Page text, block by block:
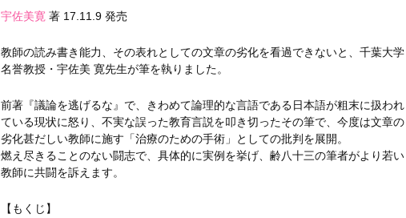
宇佐美寛 著17.11.9 発売
教師の読み書き能力、その表れとしての文章の劣化を看過できないと、千葉大学
名誉教授・宇佐美 寛先生が筆を執りました。
前著『議論を逃げるな』で、きわめて論理的な言語である日本語が粗末に扱われ
ている現状に怒り、不実な誤った教育言説を叩き切ったその筆で、今度は文章の
劣化甚だしい教師に施す「治療のための手術」としての批判を展開。
燃え尽きることのない闘志で、具体的に実例を挙げ、齢八十三の筆者がより若い
教師に共闘を訴えます。
【もくじ】